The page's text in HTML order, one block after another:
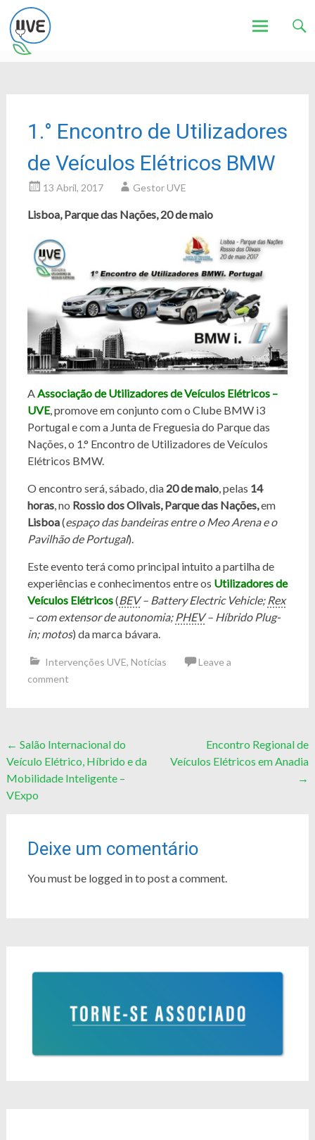
1.° Encontro de Utilizadores
de Veículos Elétricos BMW
13 Abril, 2017 Gestor UVE
Lisboa, Parque das Nações, 20 de maio
AAssociação de Utilizadores de Veículos Elétricos –
UVE, promove em conjunto com o Clube BMW i3
Portugal e com a Junta de Freguesia do Parque das
Nações, o 1.° Encontro de Utilizadores de Veículos
Elétricos BMW.
O encontro será, sábado, dia 20 de maio, pelas 14
horas, no Rossio dos Olivais, Parque das Nações,em
Lisboa(espaço das bandeiras entre o Meo Arena e o
Pavilhão de Portugal).
Este evento terá como principal intuito a partilha de
experiências e conhecimentos entre os Utilizadores de
Veículos Elétricos(BEV– Battery Electric Vehicle; Rex
– com extensor de autonomia; PHEV– Híbrido Plug-
in; motos) da marca bávara.
Intervenções UVE, Notícias
Leave a
comment
Post
navigation
← Salão Internacional do
Veículo Elétrico, Híbrido e da
Mobilidade Inteligente –
VExpo
Encontro Regional de
Veículos Elétricos em Anadia
→
Deixe um comentário
You must be logged in to post a comment.